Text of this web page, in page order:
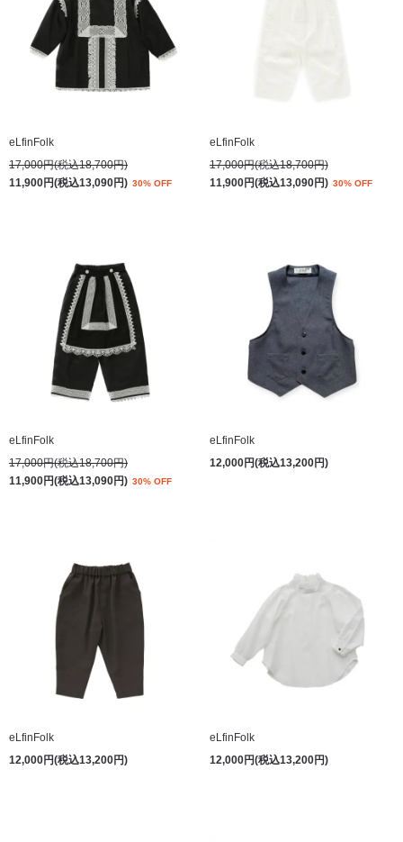
eLfinFolk
17,000円(税込18,700円)
11,900円(税込13,090円) 30% OFF
eLfinFolk
17,000円(税込18,700円)
11,900円(税込13,090円) 30% OFF
eLfinFolk
17,000円(税込18,700円)
11,900円(税込13,090円) 30% OFF
eLfinFolk
12,000円(税込13,200円)
eLfinFolk
12,000円(税込13,200円)
eLfinFolk
12,000円(税込13,200円)